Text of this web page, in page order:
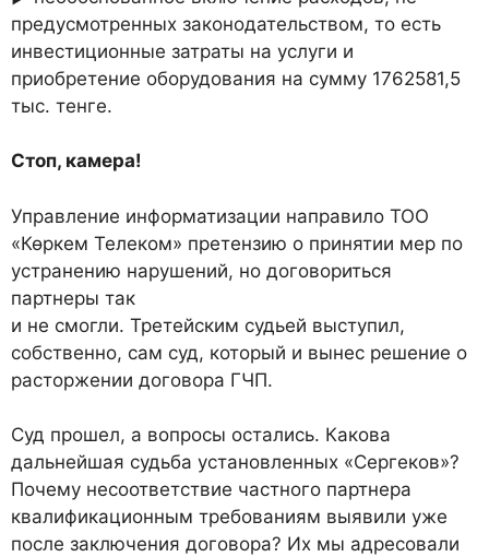
предусмотренных законодательством, то есть
инвестиционные затраты на услуги и
приобретение оборудования на сумму 1762581,5
тыс. тенге.
Стоп, камера!
Управление информатизации направило ТОО
«Көркем Телеком» претензию о принятии мер по
устранению нарушений, но договориться
партнеры так
и не смогли. Третейским судьей выступил,
собственно, сам суд, который и вынес решение о
расторжении договора ГЧП.
Суд прошел, а вопросы остались. Какова
дальнейшая судьба установленных «Сергеков»?
Почему несоответствие частного партнера
квалификационным требованиям выявили уже
после заключения договора? Их мы адресовали